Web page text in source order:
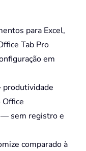
para Excel,
Tab Pro
em
— sem registro e
comparado à